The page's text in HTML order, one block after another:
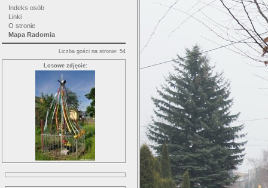
Indeks osób
Linki
O stronie
Mapa Radomia
Liczba gości na stronie: 54
Losowe zdjęcie: